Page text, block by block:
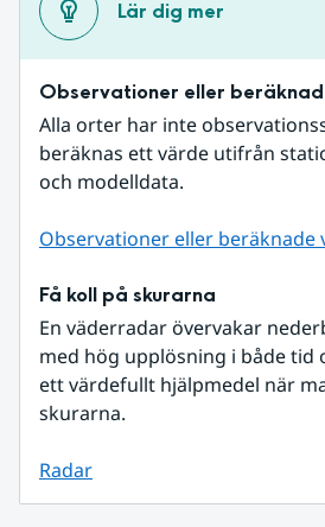
Lär dig mer
Observationer eller
Alla orter har inte
beräknas ett värde utifrån
och modelldata.
Observationer eller beräknade
Få koll på skurarna
En väderradar övervakar
med hög upplösning i både tid
ett värdefullt hjälpmedel när
skurarna.
Radar